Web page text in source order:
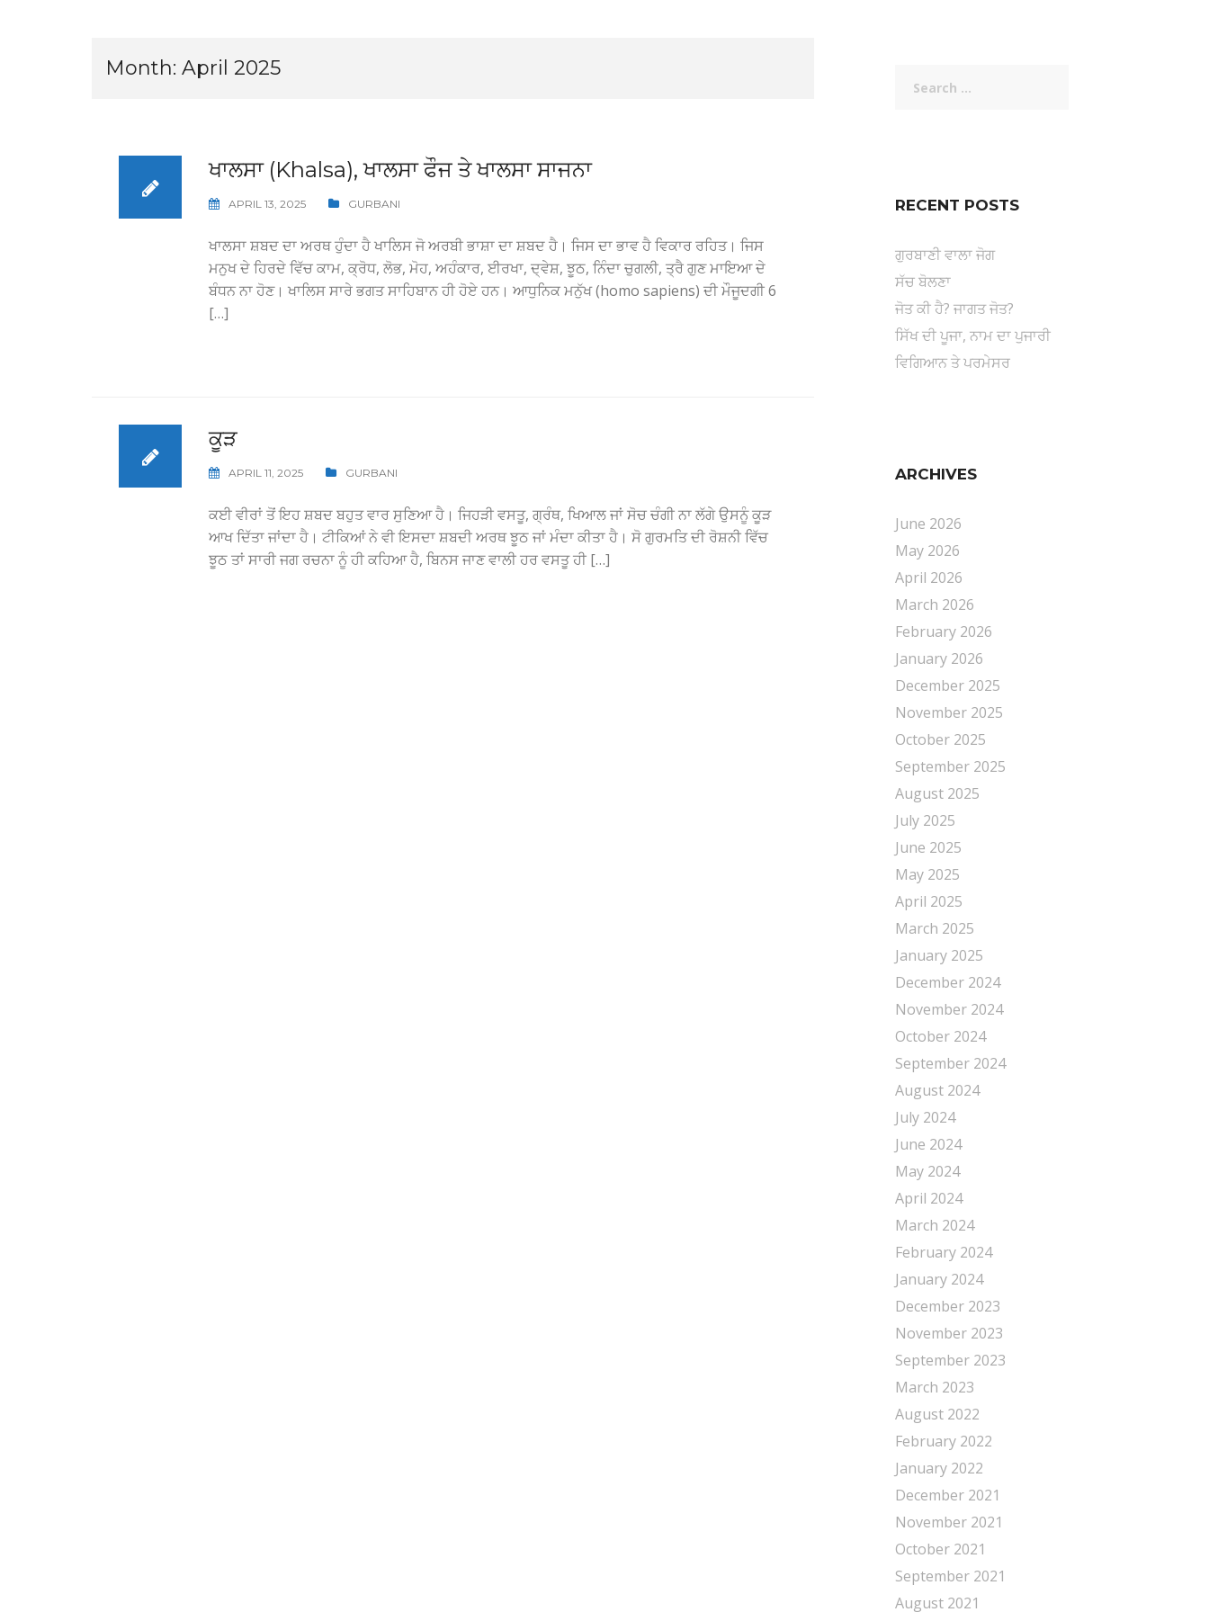
Month: April 2025
ਖਾਲਸਾ (Khalsa), ਖਾਲਸਾ ਫੌਜ ਤੇ ਖਾਲਸਾ ਸਾਜਨਾ
APRIL 13, 2025 GURBANI
ਖਾਲਸਾ ਸ਼ਬਦ ਦਾ ਅਰਥ ਹੁੰਦਾ ਹੈ ਖਾਲਿਸ ਜੋ ਅਰਬੀ ਭਾਸ਼ਾ ਦਾ ਸ਼ਬਦ ਹੈ। ਜਿਸ ਦਾ ਭਾਵ ਹੈ ਵਿਕਾਰ ਰਹਿਤ। ਜਿਸ
ਮਨੁਖ ਦੇ ਹਿਰਦੇ ਵਿੱਚ ਕਾਮ, ਕ੍ਰੋਧ, ਲੋਭ, ਮੋਹ, ਅਹੰਕਾਰ, ਈਰਖਾ, ਦ੍ਵੇਸ਼, ਝੂਠ, ਨਿੰਦਾ ਚੁਗਲੀ, ਤ੍ਰੈ ਗੁਣ ਮਾਇਆ ਦੇ
ਬੰਧਨ ਨਾ ਹੋਣ। ਖਾਲਿਸ ਸਾਰੇ ਭਗਤ ਸਾਹਿਬਾਨ ਹੀ ਹੋਏ ਹਨ। ਆਧੁਨਿਕ ਮਨੁੱਖ (homo sapiens) ਦੀ ਮੌਜੂਦਗੀ 6
[…]
ਕੂੜ
APRIL 11, 2025 GURBANI
ਕਈ ਵੀਰਾਂ ਤੋਂ ਇਹ ਸ਼ਬਦ ਬਹੁਤ ਵਾਰ ਸੁਣਿਆ ਹੈ। ਜਿਹੜੀ ਵਸਤੂ, ਗ੍ਰੰਥ, ਖਿਆਲ ਜਾਂ ਸੋਚ ਚੰਗੀ ਨਾ ਲੱਗੇ ਉਸਨੂੰ ਕੂੜ
ਆਖ ਦਿੱਤਾ ਜਾਂਦਾ ਹੈ। ਟੀਕਿਆਂ ਨੇ ਵੀ ਇਸਦਾ ਸ਼ਬਦੀ ਅਰਥ ਝੂਠ ਜਾਂ ਮੰਦਾ ਕੀਤਾ ਹੈ। ਸੋ ਗੁਰਮਤਿ ਦੀ ਰੋਸ਼ਨੀ ਵਿੱਚ
ਝੂਠ ਤਾਂ ਸਾਰੀ ਜਗ ਰਚਨਾ ਨੂੰ ਹੀ ਕਹਿਆ ਹੈ, ਬਿਨਸ ਜਾਣ ਵਾਲੀ ਹਰ ਵਸਤੂ ਹੀ […]
for:
RECENT POSTS
ਗੁਰਬਾਣੀ ਵਾਲਾ ਜੋਗ
ਸੱਚ ਬੋਲਣਾ
ਜੋਤ ਕੀ ਹੈ? ਜਾਗਤ ਜੋਤ?
ਸਿੱਖ ਦੀ ਪੂਜਾ, ਨਾਮ ਦਾ ਪੁਜਾਰੀ
ਵਿਗਿਆਨ ਤੇ ਪਰਮੇਸਰ
ARCHIVES
June 2026
May 2026
April 2026
March 2026
February 2026
January 2026
December 2025
November 2025
October 2025
September 2025
August 2025
July 2025
June 2025
May 2025
April 2025
March 2025
January 2025
December 2024
November 2024
October 2024
September 2024
August 2024
July 2024
June 2024
May 2024
April 2024
March 2024
February 2024
January 2024
December 2023
November 2023
September 2023
March 2023
August 2022
February 2022
January 2022
December 2021
November 2021
October 2021
September 2021
August 2021